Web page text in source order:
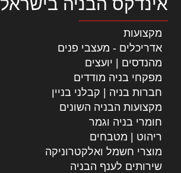
מקצועות
אדריכלים - מעצבי פנים
מהנדסים | יועצים
מפקחי בניה מודדים
חברות בניה | קבלני בניין
מקצועות הבניה השונים
חומרי בניה וגמר
ריהוט | מטבחים
מוצרי חשמל ואלקטרוניקה
שירותים לענף הבניה